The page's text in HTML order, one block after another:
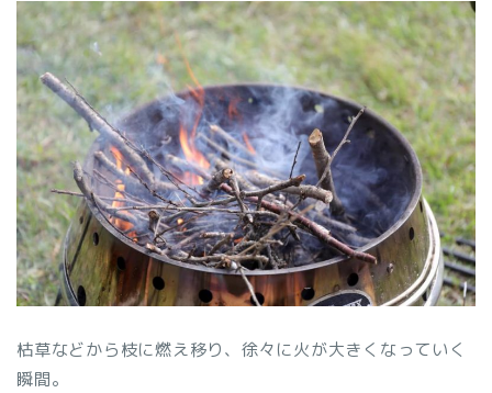
枯草などから枝に燃え移り、徐々に火が大きくなっていく
瞬間。